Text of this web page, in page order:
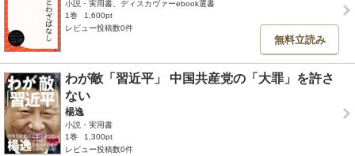
小説・実用書、ディスカヴァーebook選書
1巻
1,600pt
レビュー投稿数0件
無料立読み
わが敵「習近平」 中国共産党の「大罪」を許さ
ない
楊逸
小説・実用書
1巻
1,300pt
レビュー投稿数0件